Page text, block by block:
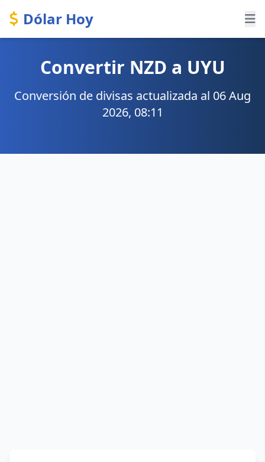
Dólar Hoy
Convertir NZD a UYU
Conversión de divisas actualizada al 06 Aug
2026, 08:11